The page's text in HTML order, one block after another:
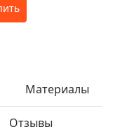
Материалы
Отзывы